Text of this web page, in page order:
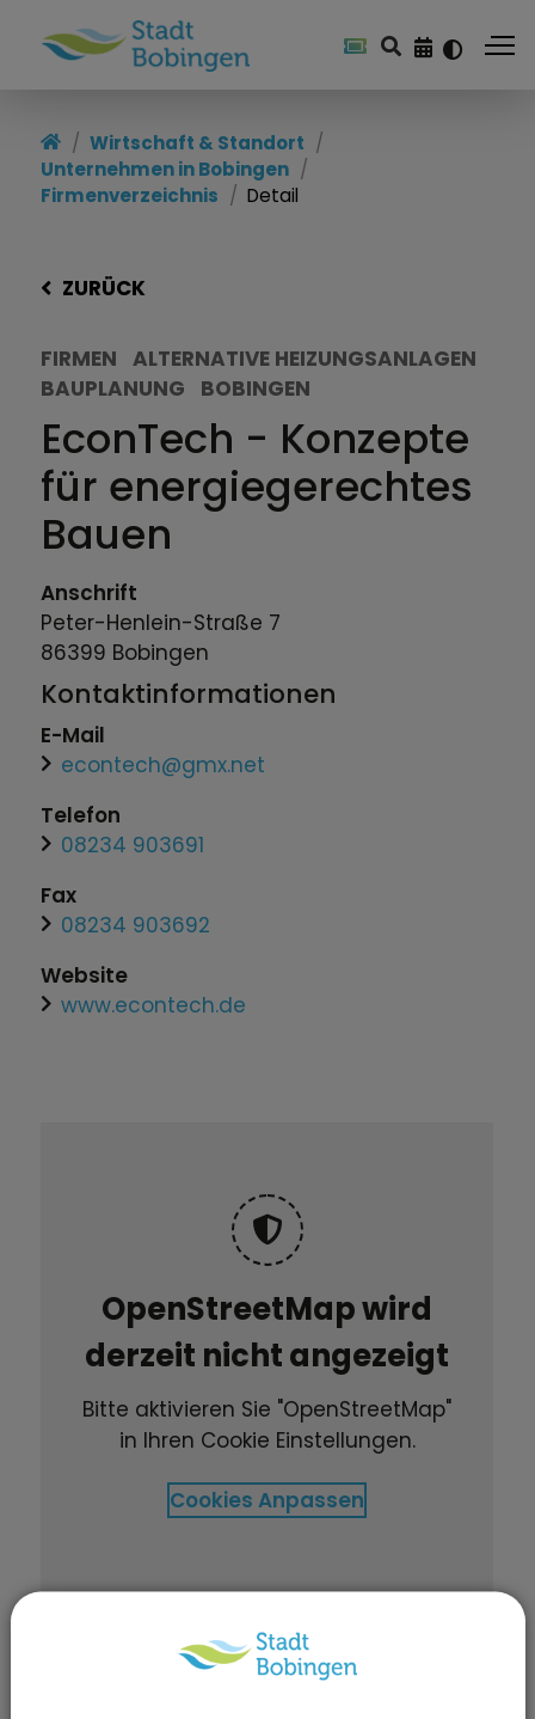
Wirtschaft & Standort
Unternehmen in Bobingen
Firmenverzeichnis
Detail
ZURÜCK
FIRMEN ALTERNATIVE HEIZUNGSANLAGEN
BAUPLANUNG
BOBINGEN
EconTech - Konzepte
für energiegerechtes
Bauen
Anschrift
Peter-Henlein-Straße 7
86399 Bobingen
Kontaktinformationen
E-Mail
econtech@gmx.net
Telefon
08234 903691
Fax
08234 903692
Website
www.econtech.de
OpenStreetMap wird
derzeit nicht angezeigt
Bitte aktivieren Sie "OpenStreetMap"
in Ihren Cookie Einstellungen.
Cookies Anpassen